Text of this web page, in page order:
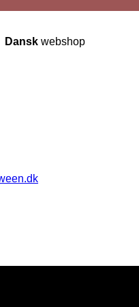
Dansk webshop